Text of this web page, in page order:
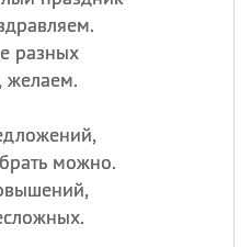
разных
желаем.
можно.